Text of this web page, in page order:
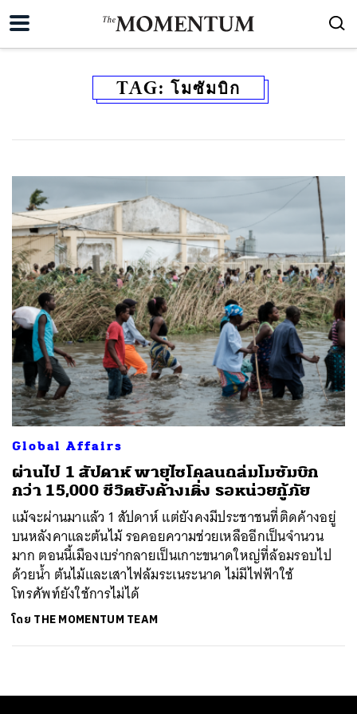
TAG: โมซัมบิก
Global Affairs
ผ่านไป 1 สัปดาห์ พายุไซโคลนถล่มโมซัมบิก
กว่า 15,000 ชีวิตยังค้างเติ่ง รอหน่วยกู้ภัย
แม้จะผ่านมาแล้ว 1 สัปดาห์ แต่ยังคงมีประชาชนที่ติดค้างอยู่
บนหลังคาและต้นไม้ รอคอยความช่วยเหลืออีกเป็นจำนวน
มาก ตอนนี้เมืองเบร่ากลายเป็นเกาะขนาดใหญ่ที่ล้อมรอบไป
ด้วยน้ำ ต้นไม้และเสาไฟล้มระเนระนาด ไม่มีไฟฟ้าใช้
โทรศัพท์ยังใช้การไม่ได้
โดย THE MOMENTUM TEAM
ค้นหา
SHARE TWEET LINE EMAIL